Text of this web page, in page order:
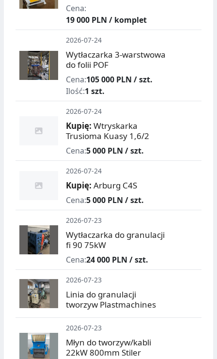
Cena:
19 000 PLN / komplet
2026-07-24
Wytłaczarka 3-warstwowa
do folii POF
Cena:105 000 PLN / szt.
Ilość:1 szt.
2026-07-24
Kupię: Wtryskarka
Trusioma Kuasy 1,6/2
Cena:5 000 PLN / szt.
2026-07-24
Kupię: Arburg C4S
Cena:5 000 PLN / szt.
2026-07-23
Wytłaczarka do granulacji
fi 90 75kW
Cena:24 000 PLN / szt.
2026-07-23
Linia do granulacji
tworzyw Plastmachines
2026-07-23
Młyn do tworzyw/kabli
22kW 800mm Stiler